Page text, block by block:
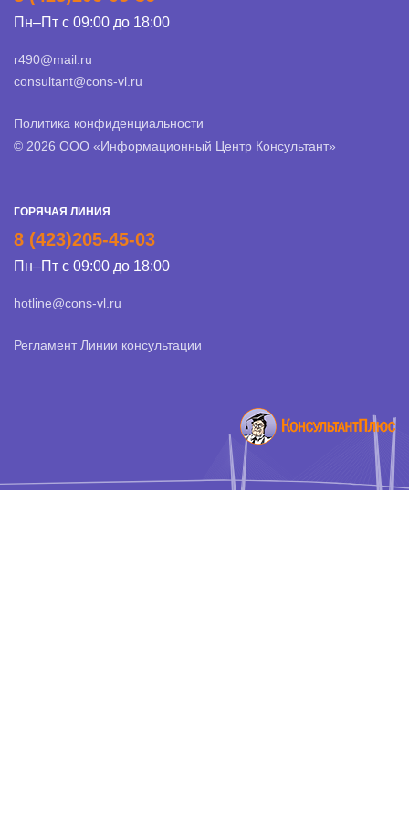
Пн–Пт с 09:00 до 18:00
r490@mail.ru
consultant@cons-vl.ru
Политика конфиденциальности
© 2026 ООО «Информационный Центр Консультант»
ГОРЯЧАЯ ЛИНИЯ
8 (423)205-45-03
Пн–Пт с 09:00 до 18:00
hotline@cons-vl.ru
Регламент Линии консультации